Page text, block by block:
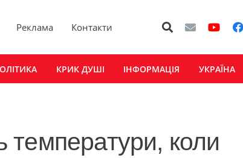
Реклама Контакти
КРИК ДУШІ ІНФОРМАЦІЯ УКРАЇНА
коли